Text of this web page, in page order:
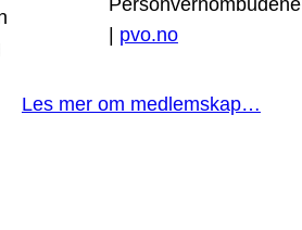
| pvo.no
Les mer om medlemskap…